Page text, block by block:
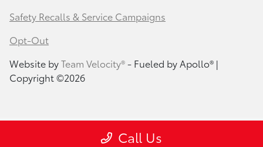
Call Us
Safety Recalls & Service Campaigns
Opt-Out
Website byTeam Velocity®- Fueled by Apollo® |
Copyright ©2026